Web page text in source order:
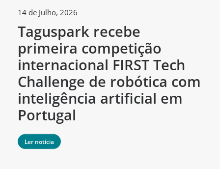
14 de Julho, 2026
Taguspark recebe
primeira competição
internacional FIRST Tech
Challenge de robótica com
inteligência artificial em
Portugal
Ler notícia